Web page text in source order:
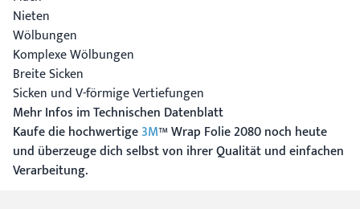
Nieten
Wölbungen
Komplexe Wölbungen
Breite Sicken
Sicken und V-förmige Vertiefungen
Mehr Infos im Technischen Datenblatt
Kaufe die hochwertige3M™ Wrap Folie 2080 noch heute
und überzeuge dich selbst von ihrer Qualität und einfachen
Verarbeitung.